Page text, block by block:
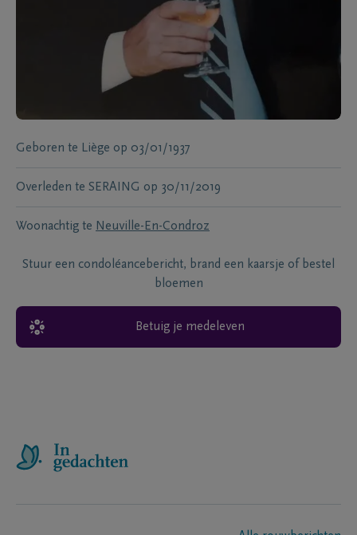
Geboren te Liège op 03/01/1937
Overleden te SERAING op 30/11/2019
Woonachtig te Neuville-En-Condroz
Stuur een condoléancebericht, brand een kaarsje of bestel
bloemen
Betuig je medeleven